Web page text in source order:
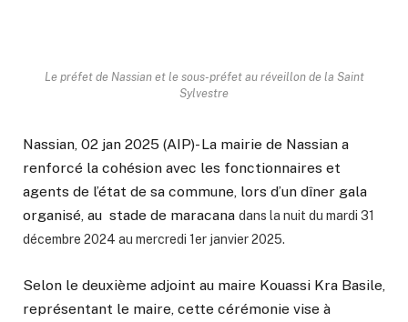
Le préfet de Nassian et le sous-préfet au réveillon de la Saint
Sylvestre
Nassian, 02 jan 2025 (AIP)- La mairie de Nassian a
renforcé la cohésion avec les fonctionnaires et
agents de l’état de sa commune, lors d’un dîner gala
organisé, au stade de maracana dans la nuit du mardi 31
décembre 2024 au mercredi 1er janvier 2025.
Selon le deuxième adjoint au maire Kouassi Kra Basile,
représentant le maire, cette cérémonie vise à